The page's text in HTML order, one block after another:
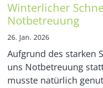
Winterlicher
Notbetreuung
26. Jan. 2026
Aufgrund des starken
uns Notbetreuung
musste natürlich